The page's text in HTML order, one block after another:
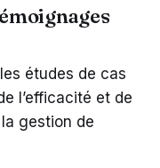
études de cas
l’efficacité et de
gestion de